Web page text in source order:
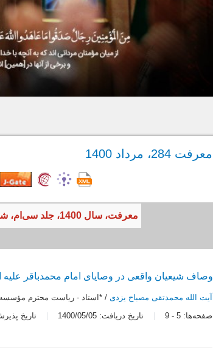
معرفت 284، مرداد 1400
معرفت، سال 1400، جلد سی‌ام، شماره پنجم، پیاپی 284، مرداد، 100 صفحه
اوصاف شیعیان واقعی در وصایای امام محمدباقر علیه
آیت الله محمدتقی مصباح یزدی/ *استاد - ریاست محترم مؤسسه
صفحه‌ها: 5
-
9 تاریخ دریافت: 1400/05/05 تاریخ پذیرش: 1400/